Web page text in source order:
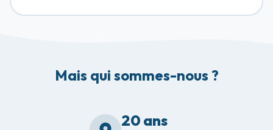
Mais qui sommes-nous ?
20 ans